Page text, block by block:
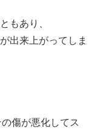
もあり、
出来上がってしま
傷が悪化してス